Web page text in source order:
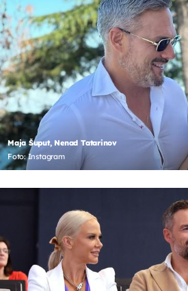
Maja Šuput, Nenad Tatarinov
Foto: Instagram